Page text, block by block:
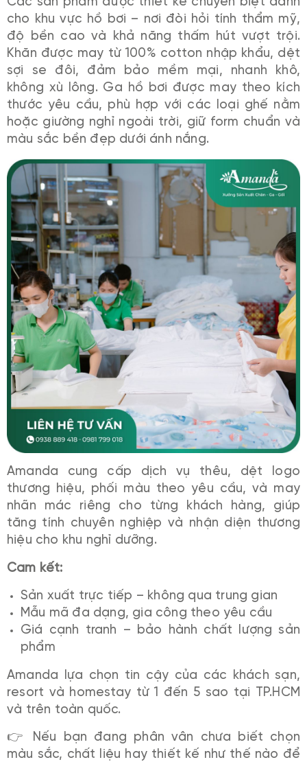
cho khu vực hồ bơi – nơi đòi hỏi tính thẩm mỹ,
độ bền cao và khả năng thấm hút vượt trội.
Khăn được may từ 100% cotton nhập khẩu, dệt
sợi se đôi, đảm bảo mềm mại, nhanh khô,
không xù lông. Ga hồ bơi được may theo kích
thước yêu cầu, phù hợp với các loại ghế nằm
hoặc giường nghỉ ngoài trời, giữ form chuẩn và
màu sắc bền đẹp dưới ánh nắng.
Amanda cung cấp dịch vụ thêu, dệt logo
thương hiệu, phối màu theo yêu cầu, và may
nhãn mác riêng cho từng khách hàng, giúp
tăng tính chuyên nghiệp và nhận diện thương
hiệu cho khu nghỉ dưỡng.
Cam kết:
Sản xuất trực tiếp – không qua trung gian
Mẫu mã đa dạng, gia công theo yêu cầu
Giá cạnh tranh – bảo hành chất lượng sản
phẩm
Amanda lựa chọn tin cậy của các khách sạn,
resort và homestay từ 1 đến 5 sao tại TP.HCM
và trên toàn quốc.
👉 Nếu bạn đang phân vân chưa biết chọn
màu sắc, chất liệu hay thiết kế như thế nào để